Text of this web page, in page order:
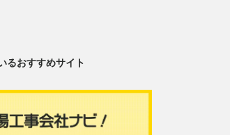
るおすすめサイト